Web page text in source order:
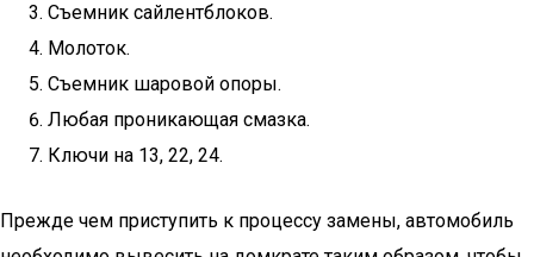
Съемник сайлентблоков.
Молоток.
Съемник шаровой опоры.
Любая проникающая смазка.
Ключи на 13, 22, 24.
Прежде чем приступить к процессу замены, автомобиль